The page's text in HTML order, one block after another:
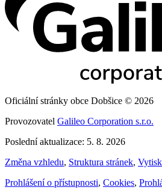
Oficiální stránky obce Dobšice © 2026
Provozovatel Galileo Corporation s.r.o.
Poslední aktualizace: 5. 8. 2026
Změna vzhledu, Struktura stránek,
Prohlášení o přístupnosti, Cookies,